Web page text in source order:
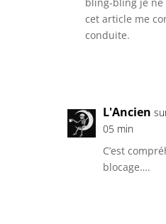
cet article me
conduite.
L'Ancien
05 min
C’est
blocage….